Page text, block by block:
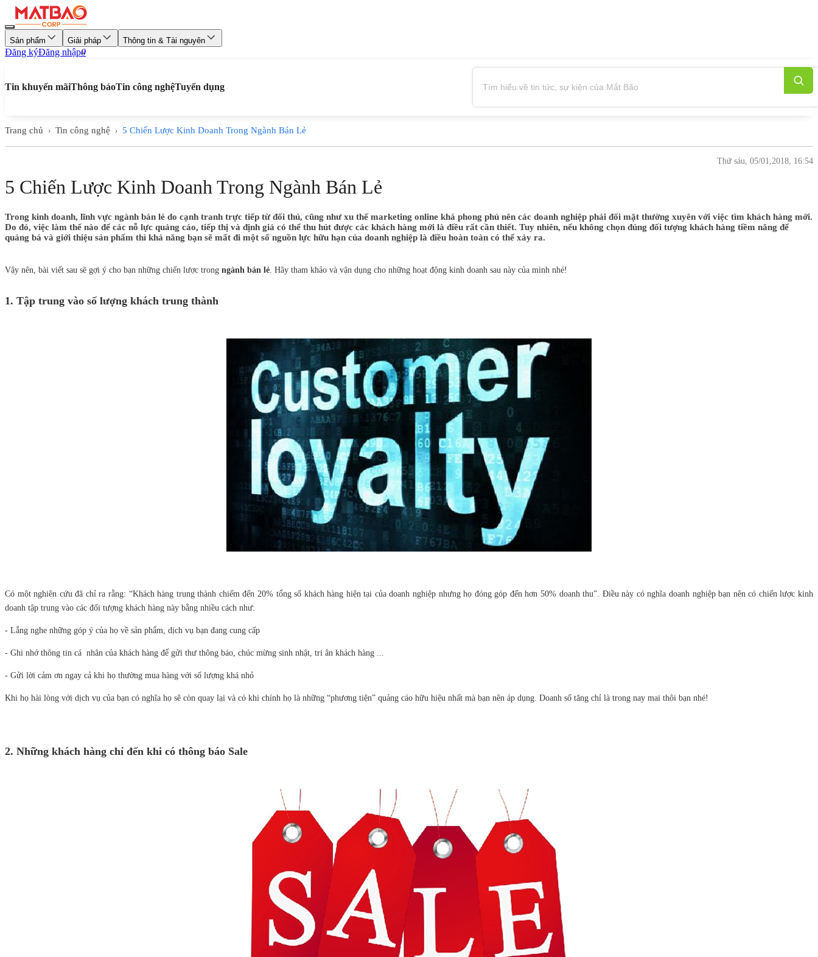
Sản phẩm Giải pháp Thông tin & Tài nguyên
Đăng kýĐăng nhập0
Tin khuyến mãiThông báoTin công nghệTuyển dụng
Trang chủ › Tin công nghệ › 5 Chiến Lược Kinh Doanh Trong Ngành Bán Lẻ
Thứ sáu, 05/01,2018, 16:54
5 Chiến Lược Kinh Doanh Trong Ngành Bán Lẻ
Trong kinh doanh, lĩnh vực ngành bán lẻ do cạnh tranh trực tiếp từ đối thủ, cũng như xu thế marketing online khá phong phú nên các doanh nghiệp phải đối mặt thường xuyên với việc tìm khách hàng mới.
Do đó, việc làm thế nào để các nỗ lực quảng cáo, tiếp thị và định giá có thể thu hút được các khách hàng mới là điều rất cần thiết. Tuy nhiên, nếu không chọn đúng đối tượng khách hàng tiềm năng để
quảng bá và giới thiệu sản phẩm thì khả năng bạn sẽ mất đi một số nguồn lực hữu hạn của doanh nghiệp là điều hoàn toàn có thể xảy ra.
Vậy nên, bài viết sau sẽ gợi ý cho bạn những chiến lược trong ngành bán lẻ. Hãy tham khảo và vận dụng cho những hoạt động kinh doanh sau này của mình nhé!
1. Tập trung vào số lượng khách trung thành
Có một nghiên cứu đã chỉ ra rằng: “Khách hàng trung thành chiếm đến 20% tổng số khách hàng hiện tại của doanh nghiệp nhưng họ đóng góp đến hơn 50% doanh thu”. Điều này có nghĩa doanh nghiệp bạn nên có chiến lược kinh
doanh tập trung vào các đối tượng khách hàng này bằng nhiều cách như:
- Lắng nghe những góp ý của họ về sản phẩm, dịch vụ bạn đang cung cấp
- Ghi nhớ thông tin cá nhân của khách hàng để gửi thư thông báo, chúc mừng sinh nhật, tri ân khách hàng ...
- Gửi lời cảm ơn ngay cả khi họ thường mua hàng với số lượng khá nhỏ
Khi họ hài lòng với dịch vụ của bạn có nghĩa họ sẽ còn quay lại và có khi chính họ là những “phương tiện” quảng cáo hữu hiệu nhất mà bạn nên áp dụng. Doanh số tăng chỉ là trong nay mai thôi bạn nhé!
2. Những khách hàng chỉ đến khi có thông báo Sale